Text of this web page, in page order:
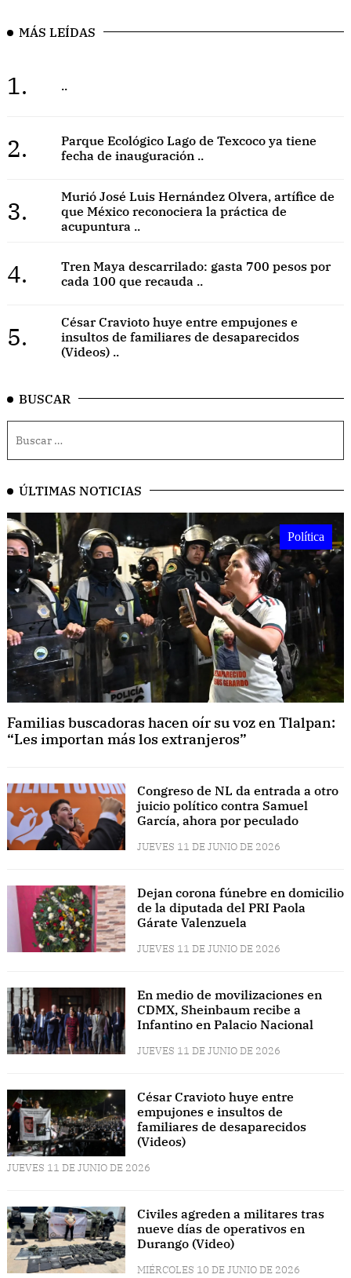
MÁS LEÍDAS
1. ..
2.
Parque Ecológico Lago de Texcoco ya tiene
fecha de inauguración ..
3.
Murió José Luis Hernández Olvera, artífice de
que México reconociera la práctica de
acupuntura ..
4.
Tren Maya descarrilado: gasta 700 pesos por
cada 100 que recauda ..
5.
César Cravioto huye entre empujones e
insultos de familiares de desaparecidos
(Videos) ..
BUSCAR
ÚLTIMAS NOTICIAS
Política
Familias buscadoras hacen oír su voz en Tlalpan:
“Les importan más los extranjeros”
Congreso de NL da entrada a otro
juicio político contra Samuel
García, ahora por peculado
JUEVES 11 DE JUNIO DE 2026
Dejan corona fúnebre en domicilio
de la diputada del PRI Paola
Gárate Valenzuela
JUEVES 11 DE JUNIO DE 2026
En medio de movilizaciones en
CDMX, Sheinbaum recibe a
Infantino en Palacio Nacional
JUEVES 11 DE JUNIO DE 2026
César Cravioto huye entre
empujones e insultos de
familiares de desaparecidos
(Videos)
JUEVES 11 DE JUNIO DE 2026
Civiles agreden a militares tras
nueve días de operativos en
Durango (Video)
MIÉRCOLES 10 DE JUNIO DE 2026